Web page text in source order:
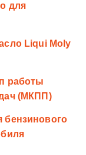
для
Liqui Moly
работы
(МКПП)
бензинового